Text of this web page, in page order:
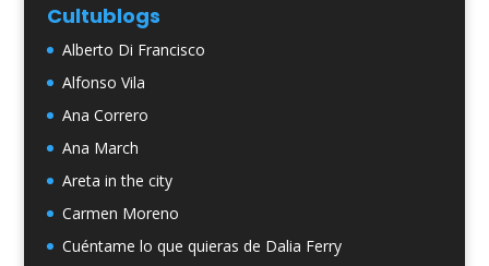
Cultublogs
Alberto Di Francisco
Alfonso Vila
Ana Correro
Ana March
Areta in the city
Carmen Moreno
Cuéntame lo que quieras de Dalia Ferry